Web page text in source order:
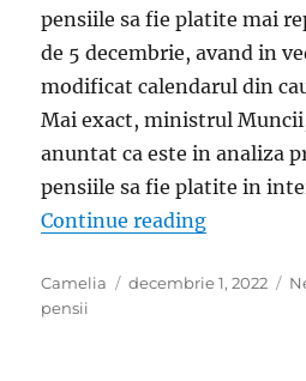
pensiile sa fie platite mai
de 5 decembrie, avand in
modificat calendarul din
Mai exact, ministrul
anuntat ca este in analiza
pensiile sa fie platite in
Continue reading„Ministrul
Author
Camelia
Posted
decembrie 1, 2022
pensii